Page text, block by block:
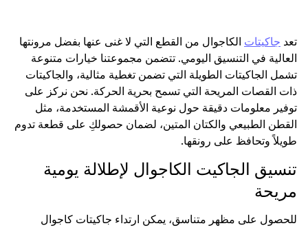
تعد جاكيتات الكاجوال من القطع التي لا غنى عنها بفضل مرونتها
العالية في التنسيق اليومي. تتضمن مجموعتنا خيارات متنوعة
تشمل الجاكيتات الطويلة التي تضمن تغطية مثالية، والجاكيتات
ذات القصات المريحة التي تسمح بحرية الحركة. نحن نركز على
توفير معلومات دقيقة حول نوعية الأقمشة المستخدمة، مثل
القطن الطبيعي والكتان المتين، لضمان حصولكِ على قطعة تدوم
طويلاً وتحافظ على رونقها.
تنسيق الجاكيت الكاجوال لإطلالة يومية
مريحة
للحصول على مظهر متناسق، يمكن ارتداء جاكيتات كاجوال